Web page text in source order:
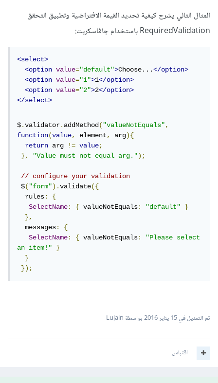
المثال التالي يشرح كيفية تحديد القيمة الافتراضية وتطبيق التحقق
RequiredValidation باستخدام جافاسكربت:
<select>
<option
value="default">Choose...</option>
<option
value="1">1</option>
<option
value="2">2</option>
</select>
$.validator.addMethod("valueNotEquals",
function(value, element, arg){
return arg != value;
},
"Value must not equal arg.");
// configure your validation
$("form").validate({
  rules
:
{
SelectName: { valueNotEquals: "default"
}
},
  messages
:
{
SelectName: { valueNotEquals:
"Please select
an item!"
}
}
});
تم التعديل في15 يناير 2016 بواسطة Lujain
اقتباس